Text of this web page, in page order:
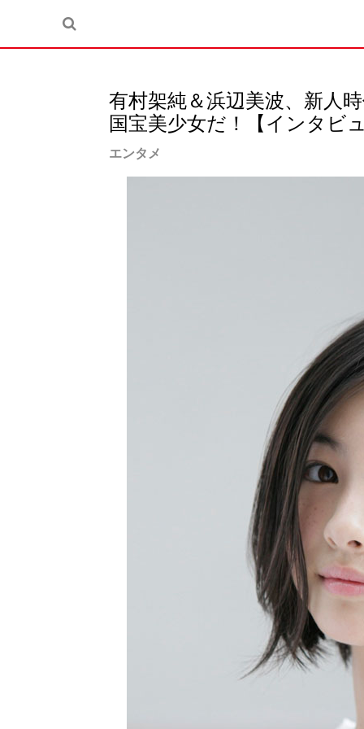
有村架純＆浜辺美波、新人
国宝美少女だ！【インタビ
エンタメ